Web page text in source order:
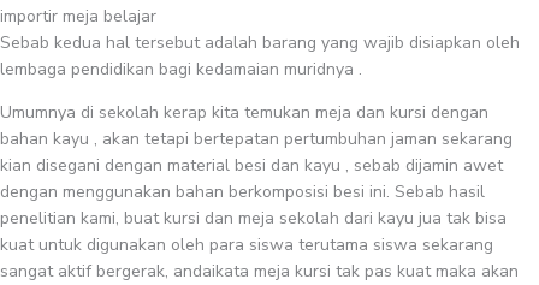
importir meja belajar
Sebab kedua hal tersebut adalah barang yang wajib disiapkan oleh
lembaga pendidikan bagi kedamaian muridnya .
Umumnya di sekolah kerap kita temukan meja dan kursi dengan
bahan kayu , akan tetapi bertepatan pertumbuhan jaman sekarang
kian disegani dengan material besi dan kayu , sebab dijamin awet
dengan menggunakan bahan berkomposisi besi ini. Sebab hasil
penelitian kami, buat kursi dan meja sekolah dari kayu jua tak bisa
kuat untuk digunakan oleh para siswa terutama siswa sekarang
sangat aktif bergerak, andaikata meja kursi tak pas kuat maka akan